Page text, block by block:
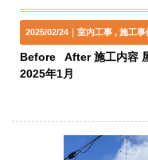
2025/02/24｜室内工事 施工事
Before After 施工内容
2025年1月